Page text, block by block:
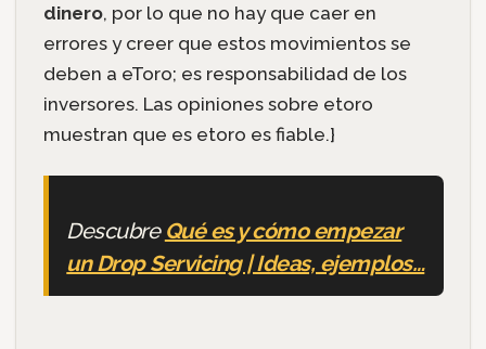
dinero, por lo que no hay que caer en
errores y creer que estos movimientos se
deben a eToro; es responsabilidad de los
inversores. Las opiniones sobre etoro
muestran que es etoro es fiable.}
Descubre Qué es y cómo empezar
un Drop Servicing | Ideas, ejemplos…